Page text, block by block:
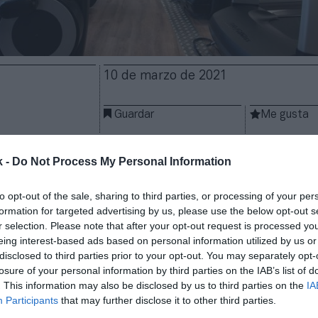
- Do Not Process My Personal Information
opt-out of the sale, sharing to third parties, or processing of your
for targeted advertising by us, please use the below opt-out
selection. Please note that after your opt-out request is processed
interest-based ads based on personal information utilized by us
to third parties prior to your opt-out. You may separately
of your personal information by third parties on the IAB’s list of
This information may also be disclosed by us to third parties on the
Participants that may further disclose it to other third parties.
10 de marzo de 2021
Guardar Me gusta
la tecnología MyZone en sus máquinas de
de equipamiento para entrenar ha
incluidas las bicicletas Cybex. De esta forma, las
de los usuarios en tiempo real en el mismo
integración, los usuarios de Myzone que
ver y hacer un seguimiento de su zona de
porcentaje de su frecuencia cardíaca
Myzone (MEPs) y calorías quemadas